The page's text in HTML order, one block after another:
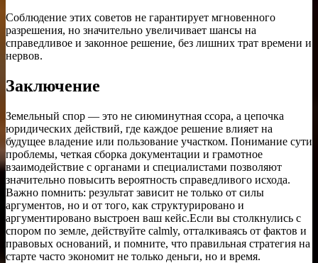
Соблюдение этих советов не гарантирует мгновенного
разрешения, но значительно увеличивает шансы на
справедливое и законное решение, без лишних трат времени и
нервов.
Заключение
Земельный спор — это не сиюминутная ссора, а цепочка
юридических действий, где каждое решение влияет на
будущее владение или пользование участком. Понимание сути
проблемы, четкая сборка документации и грамотное
взаимодействие с органами и специалистами позволяют
значительно повысить вероятность справедливого исхода.
Важно помнить: результат зависит не только от силы
аргументов, но и от того, как структурировано и
аргументировано выстроен ваш кейс.Если вы столкнулись с
спором по земле, действуйте calmly, отталкиваясь от фактов и
правовых оснований, и помните, что правильная стратегия на
старте часто экономит не только деньги, но и время.